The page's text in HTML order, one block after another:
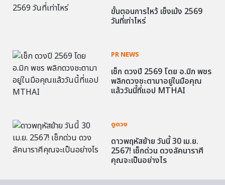
ขั้นตอนการไหว้ เช็งเม้ง 2569
วันที่เท่าไหร่
PR NEWS
เช็ก ดวงปี 2569 โดย อ.มิก พชร
พลิกดวงชะตามาอยู่ในมือคุณ
แล้ววันนี้ที่แอป MTHAI
ดูดวง
ดาวพฤหัสย้าย วันนี้ 30 เม.ย.
2567! เช็กด่วน ดวงลัคนาราศี
คุณจะเป็นอย่างไร